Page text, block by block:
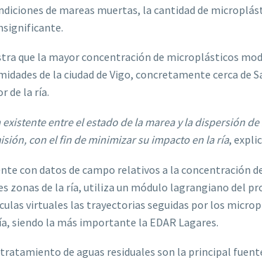
de mareas muertas, la cantidad de
que la mayor concentración de microplásticos
de la ciudad de Vigo, concretamente cerca de
de la ría.
entre el estado de la marea y la dispersión
con el fin de minimizar su impacto en la ría,
con datos de campo relativos a la concentración
zonas de la ría, utiliza un módulo lagrangiano del
virtuales las trayectorias seguidas por los
siendo la más importante la EDAR Lagares.
de aguas residuales son la principal